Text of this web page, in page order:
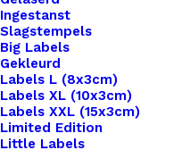
Ingestanst
Slagstempels
Big Labels
Gekleurd
Labels L (8x3cm)
Labels XL (10x3cm)
Labels XXL (15x3cm)
Limited Edition
Little Labels
Home
Hobby
Bril Koord Eindjes Per